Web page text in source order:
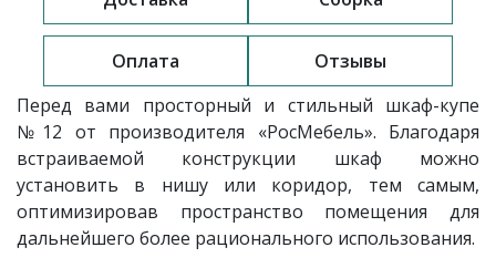
Оплата
Отзывы
Перед вами просторный и стильный шкаф-купе
№12 от производителя «РосМебель». Благодаря
встраиваемой конструкции шкаф можно
установить в нишу или коридор, тем самым,
оптимизировав пространство помещения для
дальнейшего более рационального использования.